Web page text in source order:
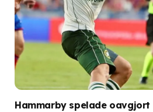
Hammarby spelade oavgjort